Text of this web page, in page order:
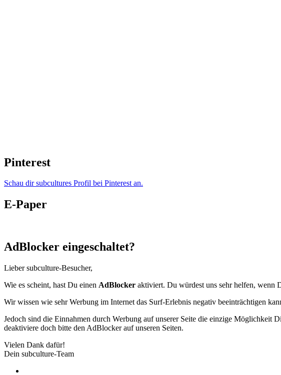
Pinterest
Schau dir subcultures Profil bei Pinterest an.
E-Paper
AdBlocker eingeschaltet?
Lieber subculture-Besucher,
Wie es scheint, hast Du einen AdBlocker aktiviert. Du würdest uns sehr helfen, wenn
Wir wissen wie sehr Werbung im Internet das Surf-Erlebnis negativ beeinträchtigen
Jedoch sind die Einnahmen durch Werbung auf unserer Seite die einzige Möglichkeit
deaktiviere doch bitte den AdBlocker auf unseren Seiten.
Vielen Dank dafür!
Dein subculture-Team